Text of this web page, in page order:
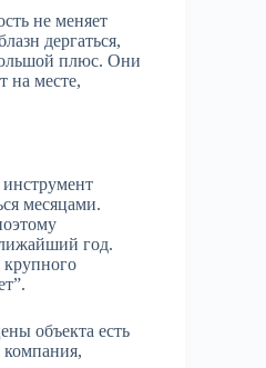
не меняет
дергаться,
плюс. Они
на месте,
месяцами.
год.
крупного
объекта есть